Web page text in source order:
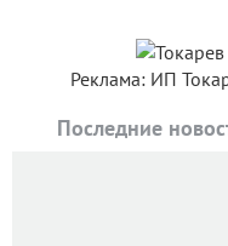
Реклама: ИП
Последние